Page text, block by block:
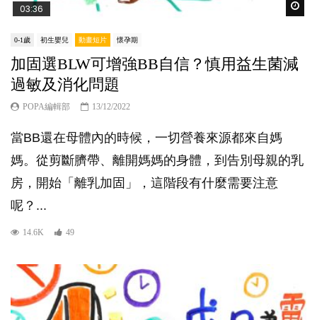
03:36
0-1歲 初生嬰兒 動畫短片 懷孕期
加固選BLW可增強BB自信？慎用益生菌減
過敏及消化問題
POPA編輯部 13/12/2022
當BB還在母體內的時候，一切營養來源都來自媽
媽。從剪斷臍帶、離開媽媽的身體，到告別母親的乳
房，開始「離乳加固」，這階段有什麼需要注意
呢？...
14.6K 49